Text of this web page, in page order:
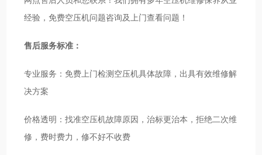
经验，免费空压机问题咨询及上门查看问题！
售后服务标准：
专业服务：免费上门检测空压机具体故障，出具有效维修解
决方案
价格透明：找准空压机故障原因，治标更治本，拒绝二次维
修，费时费力，修不好不收费